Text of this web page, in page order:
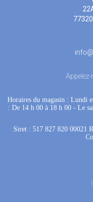
Appelez-
Horaires du magasin : Lundi
: De 14 h 00 à 18 h 00 - Le
Siret : 517 827 820 00021